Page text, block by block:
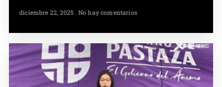
diciembre 22, 2025 No hay comentarios